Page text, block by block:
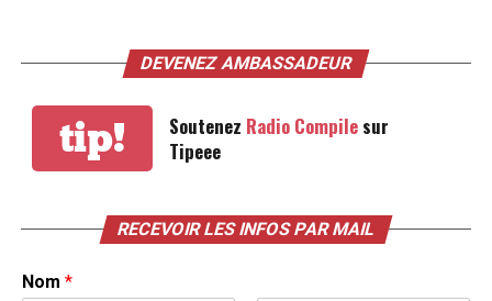
DEVENEZ AMBASSADEUR
tip! Soutenez Radio Compilesur
Tipeee
RECEVOIR LES INFOS PAR MAIL
Nom *